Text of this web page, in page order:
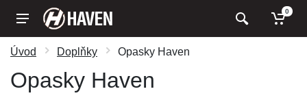
0
Úvod Doplňky Opasky Haven
Opasky Haven